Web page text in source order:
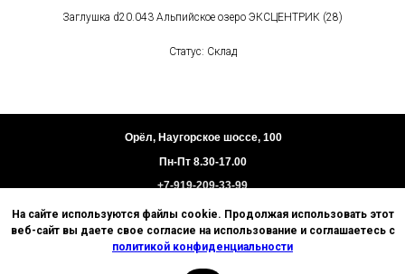
Заглушка d20.043 Альпийское озеро ЭКСЦЕНТРИК (28)
Статус: Склад
На сайте используются файлы cookie. Продолжая использовать этот
веб-сайт вы даете свое согласие на использование и соглашаетесь с
политикой конфиденциальности
Политика конфиденциальности
Пользовательское соглашение
Орёл, Наугорское шоссе, 100
Пн-Пт 8.30-17.00
+7-919-209-33-99